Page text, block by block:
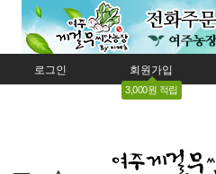
로그인 회원가입
3,000원 적립